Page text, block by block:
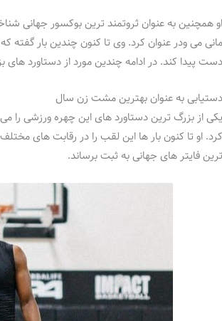
او همچنین به عنوان ثروتمند ترین بوکسور جهانی
مانی می ودر عنوان کرد. وی تا کنون چندین بار
دست پیدا کند. در ادامه چندین مورد از دستاورد های
دستیابی به عنوان بهترین مشت زن سال
یکی از بزرگ ترین دستاورد های این چهره ورزشی
کرد. او تا کنون بار ها این لقب را در رقابت های
ترین فایتر های جهانی به ثبت برساند.